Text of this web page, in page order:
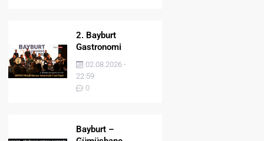
2. Bayburt
Gastronomi
Festivali BAYDER
Müzik Korosu
Konseriyle Final
Yaptı
02.08.2026 -
22:59
0
Bayburt –